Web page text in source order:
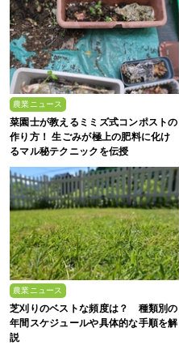
農業ニュース
菜園士が教えるミミズ式コンポストの
作り方！ 生ごみが極上の肥料に化け
るマル秘テクニックを伝授
農業ニュース
芝刈りのベストな頻度は？ 種類別の
年間スケジュールや具体的な手順を解
説